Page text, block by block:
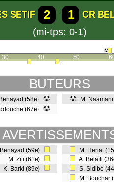
SETIF 2 1
CR
(mi-tps: 0-1)
30 40 50
BUTEURS
(58e)
(67e)
M.
(59e)
M. Ziti (61e)
K. Barki (89e)
M. Heriat
A. Belaïli
S. Sidibé
M. Bouchar